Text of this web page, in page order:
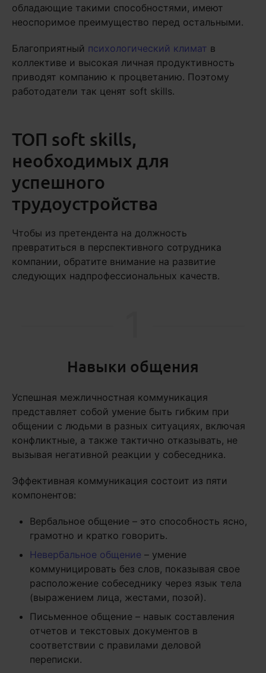
обладающие такими способностями, имеют
неоспоримое преимущество перед остальными.
Благоприятный психологический климат в
коллективе и высокая личная продуктивность
приводят компанию к процветанию. Поэтому
работодатели так ценят soft skills.
ТОП soft skills,
необходимых для
успешного
трудоустройства
Чтобы из претендента на должность
превратиться в перспективного сотрудника
компании, обратите внимание на развитие
следующих надпрофессиональных качеств.
Навыки общения
Успешная межличностная коммуникация
представляет собой умение быть гибким при
общении с людьми в разных ситуациях, включая
конфликтные, а также тактично отказывать, не
вызывая негативной реакции у собеседника.
Эффективная коммуникация состоит из пяти
компонентов:
Вербальное общение – это способность ясно,
грамотно и кратко говорить.
Невербальное общение – умение
коммуницировать без слов, показывая свое
расположение собеседнику через язык тела
(выражением лица, жестами, позой).
Письменное общение – навык составления
отчетов и текстовых документов в
соответствии с правилами деловой
переписки.